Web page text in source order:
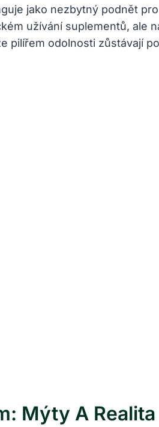
jako nezbytný podnět
užívání suplementů, ale
pilířem odolnosti zůstávají
Mýty A Realita